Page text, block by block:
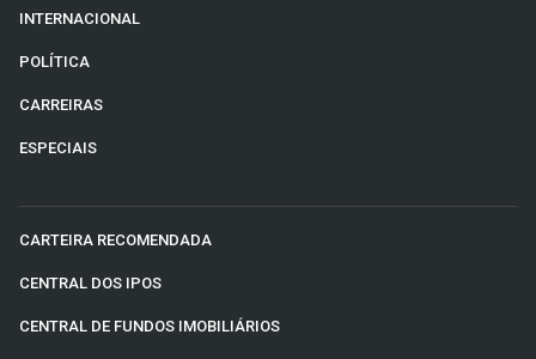
INTERNACIONAL
POLÍTICA
CARREIRAS
ESPECIAIS
CARTEIRA RECOMENDADA
CENTRAL DOS IPOS
CENTRAL DE FUNDOS IMOBILIÁRIOS